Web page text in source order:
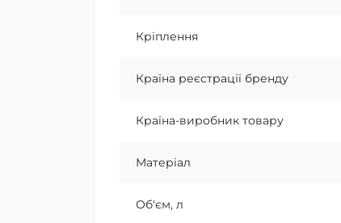
Кріплення
Країна реєстрації бренду
Країна-виробник товару
Матеріал
Об'єм, л